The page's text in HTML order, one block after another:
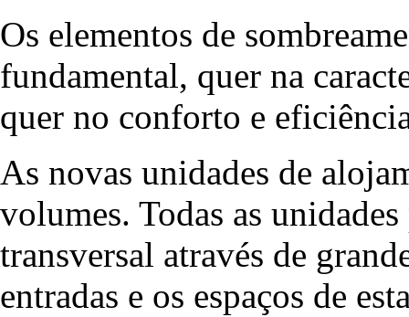
Os elementos de
fundamental, quer na
quer no conforto e
As novas unidades de
volumes. Todas as
transversal através de
entradas e os espaços de